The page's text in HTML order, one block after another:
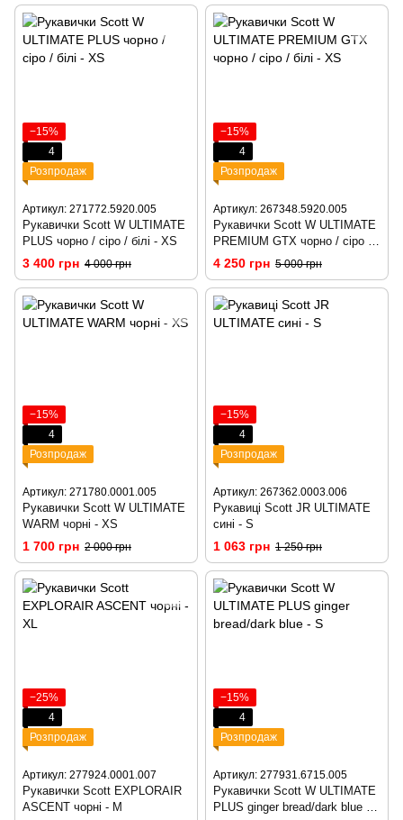
−15%
4
Розпродаж
Артикул: 271772.5920.005
Рукавички Scott W ULTIMATE
PLUS чорно / сіро / білі - XS
3 400 грн 4 000 грн
−15%
4
Розпродаж
Артикул: 267348.5920.005
Рукавички Scott W ULTIMATE
PREMIUM GTX чорно / сіро /
білі - XS
4 250 грн 5 000 грн
−15%
4
Розпродаж
Артикул: 271780.0001.005
Рукавички Scott W ULTIMATE
WARM чорні - XS
1 700 грн 2 000 грн
−15%
4
Розпродаж
Артикул: 267362.0003.006
Рукавиці Scott JR ULTIMATE
сині - S
1 063 грн 1 250 грн
−25%
4
Розпродаж
Артикул: 277924.0001.007
Рукавички Scott EXPLORAIR
ASCENT чорні - M
−15%
4
Розпродаж
Артикул: 277931.6715.005
Рукавички Scott W ULTIMATE
PLUS ginger bread/dark blue -